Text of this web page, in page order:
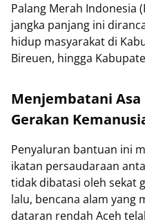
Palang Merah Indonesia
jangka panjang ini
hidup masyarakat di
Bireuen, hingga
Menjembatani
Gerakan
Penyaluran bantuan ini
ikatan persaudaraan
tidak dibatasi oleh sekat
lalu, bencana alam yang
dataran rendah Aceh